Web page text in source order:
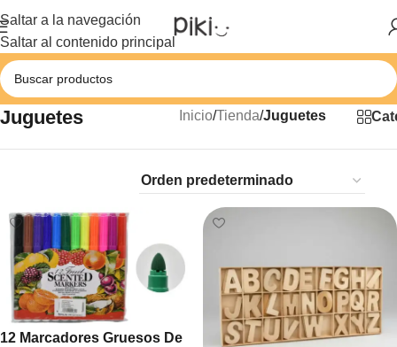
Saltar a la navegación
Saltar al contenido principal
Juguetes Inicio/Tienda/Juguetes
12 Marcadores Gruesos De